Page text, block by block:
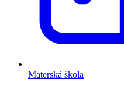
Materská škola